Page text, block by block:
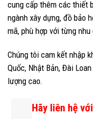
cung cấp thêm các thiết
ngành xây dựng, đồ bảo
mã, phù hợp với từng
Chúng tôi cam kết nhập
Quốc, Nhật Bản, Đài
lượng cao.
Hãy liên hệ